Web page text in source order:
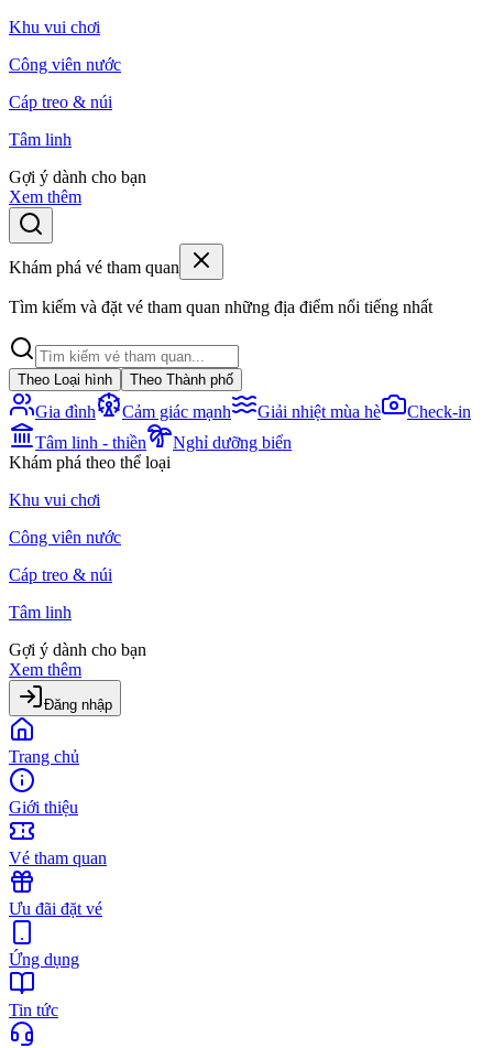
Khu vui chơi
Công viên nước
Cáp treo & núi
Tâm linh
Gợi ý dành cho bạn
Xem thêm
Khám phá vé tham quan
Tìm kiếm và đặt vé tham quan những địa điểm nổi tiếng nhất
Theo Loại hình Theo Thành phố
Gia đình Cảm giác mạnh Giải nhiệt mùa hè
Check-in
Tâm linh - thiền
Nghỉ dưỡng biển
Khám phá theo thể loại
Khu vui chơi
Công viên nước
Cáp treo & núi
Tâm linh
Gợi ý dành cho bạn
Xem thêm
Đăng nhập
Trang chủ
Giới thiệu
Vé tham quan
Ưu đãi đặt vé
Ứng dụng
Tin tức